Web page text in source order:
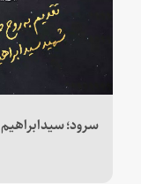
سرود؛ سیدابراهیم